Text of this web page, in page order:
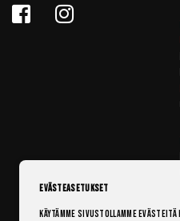
Evästeasetukset
Käytämme sivustollamme